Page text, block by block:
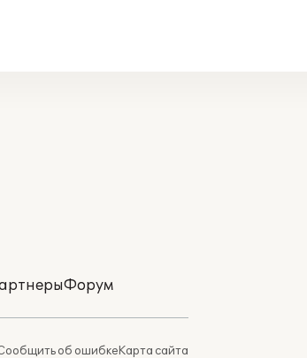
Форум
об ошибкеКарта сайта